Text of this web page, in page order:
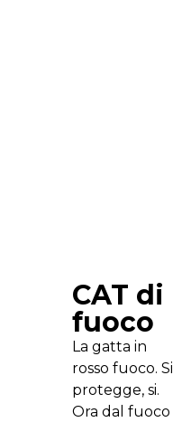
CAT di
fuoco
La gatta in
rosso fuoco. Si
protegge, si.
Ora dal fuoco